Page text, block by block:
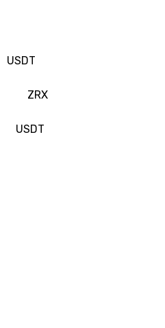
USDT
ZRX
USDT